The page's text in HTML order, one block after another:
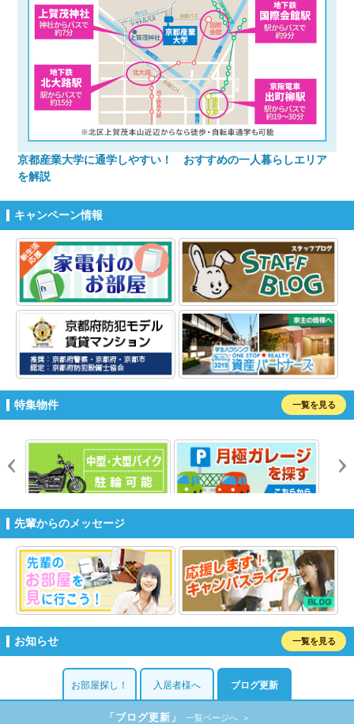
京都産業大学に通学しやすい！ おすすめの一人暮らしエリア
を解説
キャンペーン情報
特集物件 一覧を見る
prev
先輩からのメッセージ
お知らせ 一覧を見る
お部屋探し！ 入居者様へ ブログ更新
「ブログ更新」 一覧ページへ